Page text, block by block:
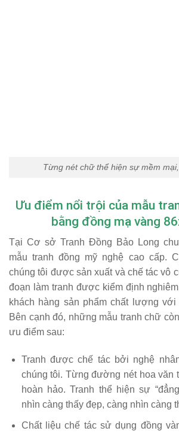
Từng nét chữ thể hiện sự mềm
Ưu điểm nổi trội của mẫu
bằng đồng mạ vàng
Tại Cơ sở Tranh Đồng Bảo Long
mẫu tranh đồng mỹ nghệ cao cấp.
chúng tôi được sản xuất và chế tác vô
đoạn làm tranh được kiểm định
khách hàng sản phẩm chất lượng
Bên cạnh đó, những mẫu tranh chữ
ưu điểm sau:
Tranh được chế tác bởi nghệ
chúng tôi. Từng đường nét hoa văn
hoàn hảo. Tranh thể hiện sự
nhìn càng thấy đẹp, càng nhìn càng
Chất liệu chế tác sử dụng đồng